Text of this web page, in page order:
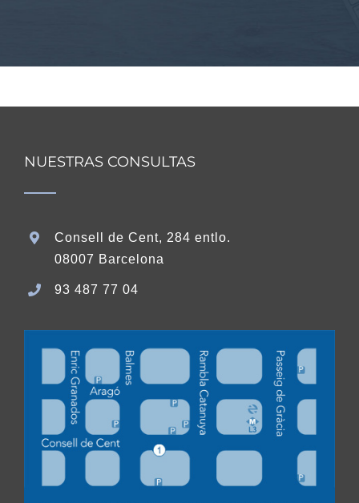
NUESTRAS CONSULTAS
Consell de Cent, 284 entlo.
08007 Barcelona
93 487 77 04